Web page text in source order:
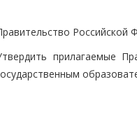
Российской
прилагаемые